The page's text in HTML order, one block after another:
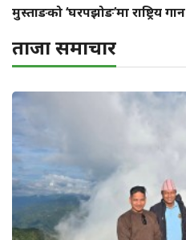
मुस्ताङको ‘घरपझोङ’मा राष्ट्रिय गान
ताजा समाचार